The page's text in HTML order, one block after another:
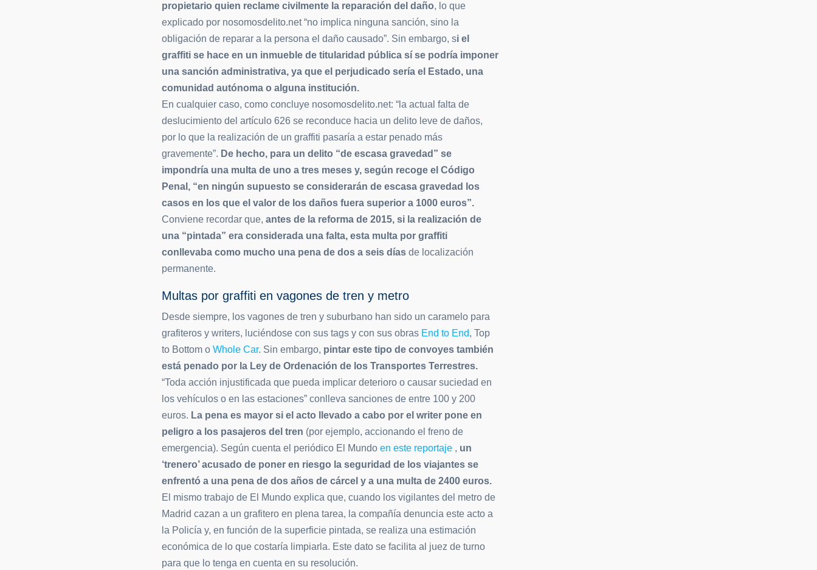
propietario quien reclame civilmente la reparación del daño, lo que
explicado por nosomosdelito.net “no implica ninguna sanción, sino la
obligación de reparar a la persona el daño causado”. Sin embargo, si el
graffiti se hace en un inmueble de titularidad pública sí se podría imponer
una sanción administrativa, ya que el perjudicado sería el Estado, una
comunidad autónoma o alguna institución.
En cualquier caso, como concluye nosomosdelito.net: “la actual falta de
deslucimiento del artículo 626 se reconduce hacia un delito leve de daños,
por lo que la realización de un graffiti pasaría a estar penado más
gravemente”. De hecho, para un delito “de escasa gravedad” se
impondría una multa de uno a tres meses y, según recoge el Código
Penal, “en ningún supuesto se considerarán de escasa gravedad los
casos en los que el valor de los daños fuera superior a 1000 euros”.
Conviene recordar que,antes de la reforma de 2015, si la realización de
una “pintada” era considerada una falta, esta multa por graffiti
conllevaba como mucho una pena de dos a seis días de localización
permanente.
Multas por graffiti en vagones de tren y metro
Desde siempre, los vagones de tren y suburbano han sido un caramelo para
grafiteros y writers, luciéndose con sus tags y con sus obras End to End, Top
to Bottom oWhole Car. Sin embargo, pintar este tipo de convoyes también
está penado por la Ley de Ordenación de los Transportes Terrestres.
“Toda acción injustificada que pueda implicar deterioro o causar suciedad en
los vehículos o en las estaciones” conlleva sanciones de entre 100 y 200
euros. La pena es mayor si el acto llevado a cabo por el writer pone en
peligro a los pasajeros del tren (por ejemplo, accionando el freno de
emergencia). Según cuenta el periódico El Mundoen este reportaje , un
‘trenero’ acusado de poner en riesgo la seguridad de los viajantes se
enfrentó a una pena de dos años de cárcel y a una multa de 2400 euros.
El mismo trabajo de El Mundo explica que, cuando los vigilantes del metro de
Madrid cazan a un grafitero en plena tarea, la compañía denuncia este acto a
la Policía y, en función de la superficie pintada, se realiza una estimación
económica de lo que costaría limpiarla. Este dato se facilita al juez de turno
para que lo tenga en cuenta en su resolución.